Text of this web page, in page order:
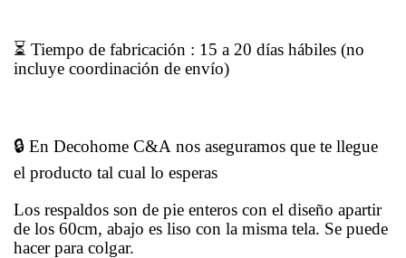
⏳ Tiempo de fabricación : 15 a 20 días hábiles (no
incluye coordinación de envío)
🔒 En Decohome C&A nos aseguramos que te llegue
el producto tal cual lo esperas
Los respaldos son de pie enteros con el diseño apartir
de los 60cm, abajo es liso con la misma tela. Se puede
hacer para colgar.